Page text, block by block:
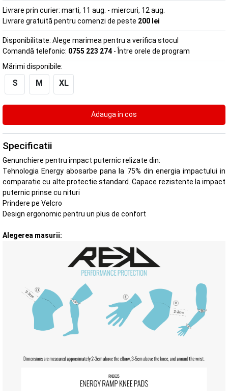
Livrare prin curier: marti, 11 aug. - miercuri, 12 aug.
Livrare gratuită pentru comenzi de peste 200 lei
Disponibilitate: Alege marimea pentru a verifica stocul
Comandă telefonic: 0755 223 274 - Între orele de program
Mărimi disponibile:
S M XL
Specificatii
Genunchiere pentru impact puternic relizate din:
Tehnologia Energy abosarbe pana la 75% din energia impactului in
comparatie cu alte protectie standard. Capace rezistente la impact
puternic prinse cu nituri
Prindere pe Velcro
Design ergonomic pentru un plus de confort
Alegerea masurii: